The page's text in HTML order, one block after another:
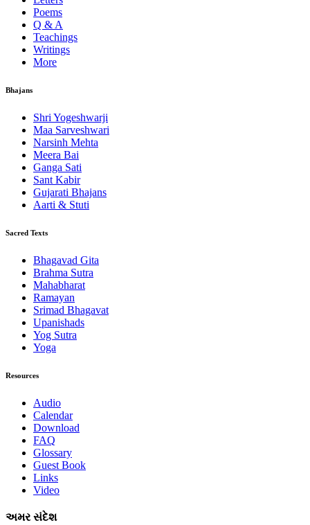
Poems
Q & A
Teachings
Writings
More
Bhajans
Shri Yogeshwarji
Maa Sarveshwari
Narsinh Mehta
Meera Bai
Ganga Sati
Sant Kabir
Gujarati Bhajans
Aarti & Stuti
Sacred Texts
Bhagavad Gita
Brahma Sutra
Mahabharat
Ramayan
Srimad Bhagavat
Upanishads
Yog Sutra
Yoga
Resources
Audio
Calendar
Download
FAQ
Glossary
Guest Book
Links
Video
અમર સંદેશ